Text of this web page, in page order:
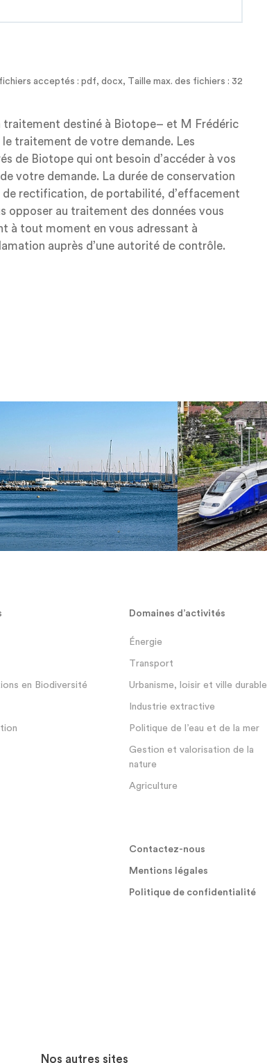
acceptés : pdf, docx, Taille max. des fichiers : 32
traitement destiné à Biotope– et M Frédéric
traitement de votre demande. Les
de Biotope qui ont besoin d’accéder à vos
votre demande. La durée de conservation
de rectification, de portabilité, d’effacement
opposer au traitement des données vous
à tout moment en vous adressant à
auprès d’une autorité de contrôle.
en Biodiversité
Domaines d’activités
Énergie
Transport
Urbanisme, loisir et ville durable
Industrie extractive
Politique de l’eau et de la mer
Gestion et valorisation de la
nature
Agriculture
Contactez-nous
Mentions légales
Politique de confidentialité
Nos autres sites